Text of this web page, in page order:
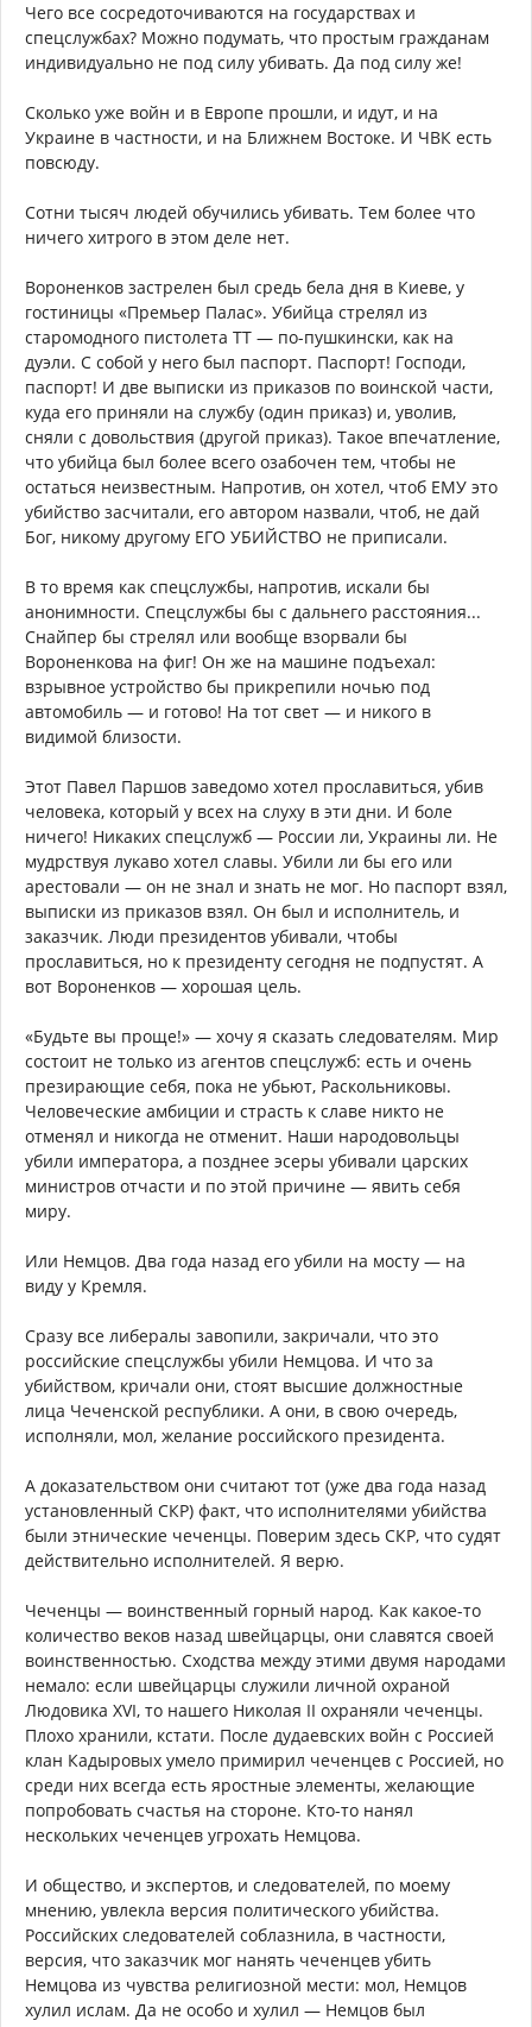
Чего все сосредоточиваются на государствах и
спецслужбах? Можно подумать, что простым гражданам
индивидуально не под силу убивать. Да под силу же!
Сколько уже войн и в Европе прошли, и идут, и на
Украине в частности, и на Ближнем Востоке. И ЧВК есть
повсюду.
Сотни тысяч людей обучились убивать. Тем более что
ничего хитрого в этом деле нет.
Вороненков застрелен был средь бела дня в Киеве, у
гостиницы «Премьер Палас». Убийца стрелял из
старомодного пистолета ТТ — по-пушкински, как на
дуэли. С собой у него был паспорт. Паспорт! Господи,
паспорт! И две выписки из приказов по воинской части,
куда его приняли на службу (один приказ) и, уволив,
сняли с довольствия (другой приказ). Такое впечатление,
что убийца был более всего озабочен тем, чтобы не
остаться неизвестным. Напротив, он хотел, чтоб ЕМУ это
убийство засчитали, его автором назвали, чтоб, не дай
Бог, никому другому ЕГО УБИЙСТВО не приписали.
В то время как спецслужбы, напротив, искали бы
анонимности. Спецслужбы бы с дальнего расстояния...
Снайпер бы стрелял или вообще взорвали бы
Вороненкова на фиг! Он же на машине подъехал:
взрывное устройство бы прикрепили ночью под
автомобиль — и готово! На тот свет — и никого в
видимой близости.
Этот Павел Паршов заведомо хотел прославиться, убив
человека, который у всех на слуху в эти дни. И боле
ничего! Никаких спецслужб — России ли, Украины ли. Не
мудрствуя лукаво хотел славы. Убили ли бы его или
арестовали — он не знал и знать не мог. Но паспорт взял,
выписки из приказов взял. Он был и исполнитель, и
заказчик. Люди президентов убивали, чтобы
прославиться, но к президенту сегодня не подпустят. А
вот Вороненков — хорошая цель.
«Будьте вы проще!» — хочу я сказать следователям. Мир
состоит не только из агентов спецслужб: есть и очень
презирающие себя, пока не убьют, Раскольниковы.
Человеческие амбиции и страсть к славе никто не
отменял и никогда не отменит. Наши народовольцы
убили императора, а позднее эсеры убивали царских
министров отчасти и по этой причине — явить себя
миру.
Или Немцов. Два года назад его убили на мосту — на
виду у Кремля.
Сразу все либералы завопили, закричали, что это
российские спецслужбы убили Немцова. И что за
убийством, кричали они, стоят высшие должностные
лица Чеченской республики. А они, в свою очередь,
исполняли, мол, желание российского президента.
А доказательством они считают тот (уже два года назад
установленный СКР) факт, что исполнителями убийства
были этнические чеченцы. Поверим здесь СКР, что судят
действительно исполнителей. Я верю.
Чеченцы — воинственный горный народ. Как какое-то
количество веков назад швейцарцы, они славятся своей
воинственностью. Сходства между этими двумя народами
немало: если швейцарцы служили личной охраной
Людовика XVI, то нашего Николая II охраняли чеченцы.
Плохо хранили, кстати. После дудаевских войн с Россией
клан Кадыровых умело примирил чеченцев с Россией, но
среди них всегда есть яростные элементы, желающие
попробовать счастья на стороне. Кто-то нанял
нескольких чеченцев угрохать Немцова.
И общество, и экспертов, и следователей, по моему
мнению, увлекла версия политического убийства.
Российских следователей соблазнила, в частности,
версия, что заказчик мог нанять чеченцев убить
Немцова из чувства религиозной мести: мол, Немцов
хулил ислам. Да не особо и хулил — Немцов был